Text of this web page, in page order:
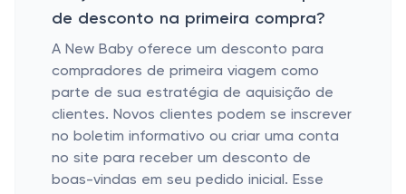
de desconto na primeira compra?
A New Baby oferece um desconto para
compradores de primeira viagem como
parte de sua estratégia de aquisição de
clientes. Novos clientes podem se inscrever
no boletim informativo ou criar uma conta
no site para receber um desconto de
boas-vindas em seu pedido inicial. Esse